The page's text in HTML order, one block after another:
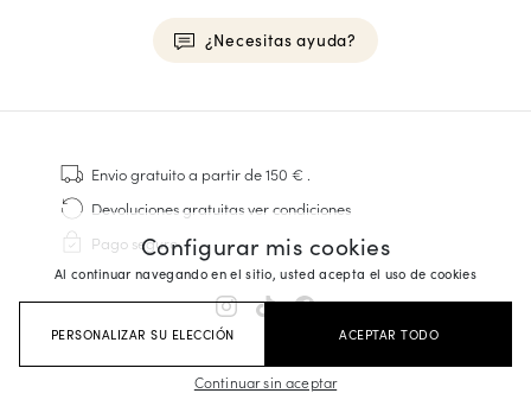
Configurar mis cookies
Al continuar navegando en el sitio, usted acepta el uso de cookies
PERSONALIZAR SU ELECCIÓN ACEPTAR TODO
Continuar sin aceptar
¿Necesitas ayuda?
Zapatillas
Cosido Goodyear
Derbies y Richelieu
Zapatos Richelieu Hombre
Mocasines
Sandalias y Alpargatas
Maletines Business
Zapatillas Blancas Hombre
Envio gratuitoa partir de 150 € .
Devoluciones gratuitasver condiciones
Pago seguro